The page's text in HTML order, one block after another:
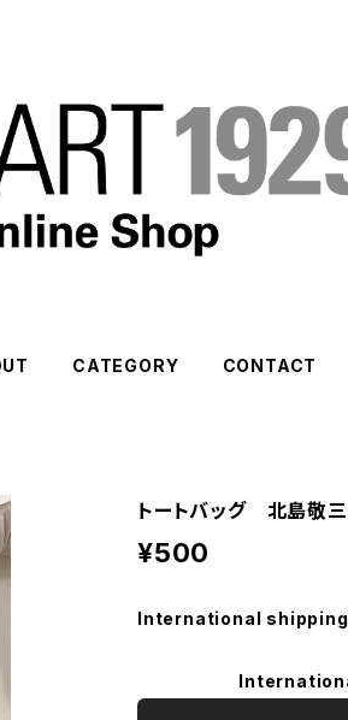
CATEGORY CONTACT
トートバッグ 北島敬
¥500
International